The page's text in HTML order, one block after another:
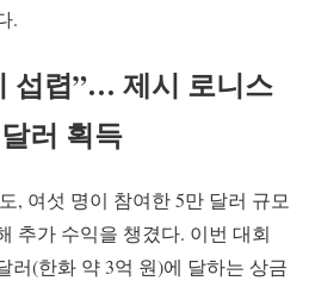
.
섭렵”… 제시 로니스
러 획득
, 여섯 명이 참여한 5만 달러 규모
추가 수익을 챙겼다. 이번 대회
러(한화 약 3억 원)에 달하는 상금